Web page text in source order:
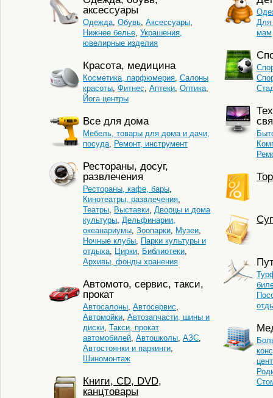
аксессуары
Одежда, Обувь, Аксессуары,
Нижнее белье, Украшения,
ювелирные изделия
Красота, медицина
Косметика, парфюмерия, Салоны
красоты, Фитнес, Аптеки, Оптика,
Йога центры
Все для дома
Мебель, товары для дома и дачи,
посуда, Ремонт, инструмент
Рестораны, досуг,
развлечения
Рестораны, кафе, бары,
Кинотеатры, развлечения,
Театры, Выставки, Дворцы и дома
культуры, Дельфинарии,
океанариумы, Зоопарки, Музеи,
Ночные клубы, Парки культуры и
отдыха, Цирки, Библиотеки,
Архивы, фонды хранения
Автомото, сервис, такси,
прокат
Автосалоны, Автосервис,
Автомойки, Автозапчасти, шины и
диски, Такси, прокат
автомобилей, Автошколы, АЗС,
Автостоянки и паркинги,
Шиномонтаж
Книги, CD, DVD,
канцтовары
Для
мам